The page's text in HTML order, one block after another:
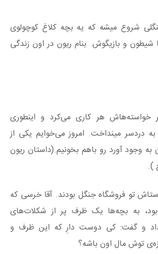
شروع میشه که یه بچه کلاغ کوچولوی
و بازیگوش بنام ریون در اون زندگی
خواسته‌هاش هر کاری می‌کرد و اینطوری
دردسر مینداخت. امروز می‌خوایم یکی از
به وجود آورد رو باهم بخونیم.(داستان ریون
).
تو فروشگاه جنگل بودند. آقا خرسی که
به بچه‌ها یک ظرف پر از شکلات‌های
و گفت: کی دوست دارِ که این ظرف و
توش مال اون باشه؟